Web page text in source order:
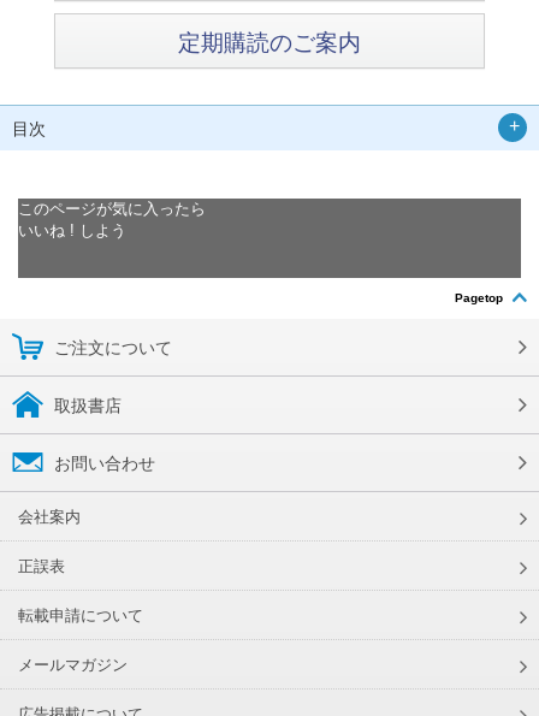
定期購読のご案内
目次
このページが気に入ったら
いいね ! しよう
Pagetop
ご注文について
取扱書店
お問い合わせ
会社案内
正誤表
転載申請について
メールマガジン